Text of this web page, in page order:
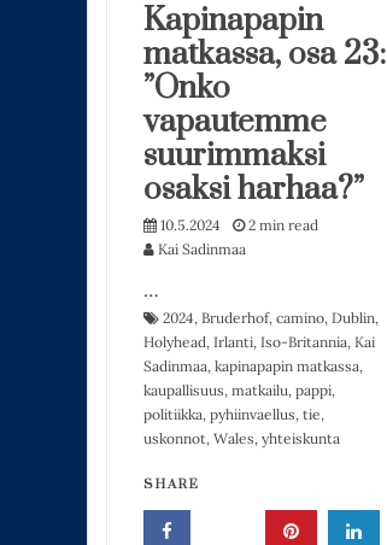
Kapinapapin
matkassa, osa 23:
”Onko
vapautemme
suurimmaksi
osaksi harhaa?”
10.5.2024
2 min read
Kai Sadinmaa
…
2024, Bruderhof, camino, Dublin,
Holyhead, Irlanti, Iso-Britannia, Kai
Sadinmaa, kapinapapin matkassa,
kaupallisuus, matkailu, pappi,
politiikka, pyhiinvaellus, tie,
uskonnot, Wales, yhteiskunta
SHARE